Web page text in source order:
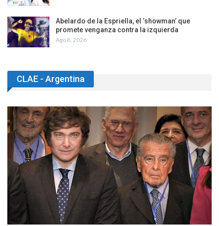
Abelardo de la Espriella, el ‘showman’ que
promete venganza contra la izquierda
Ago 8, 2026
CLAE - Argentina